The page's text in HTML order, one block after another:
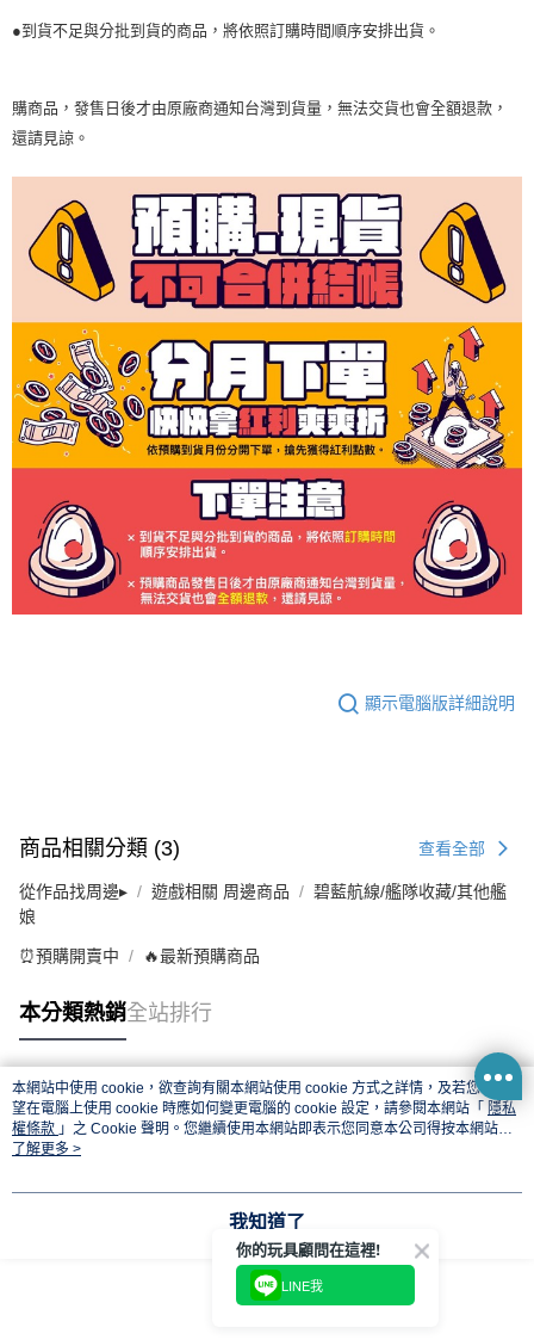
●到貨不足與分批到貨的商品，將依照訂購時間順序安排出貨。
購商品，發售日後才由原廠商通知台灣到貨量，無法交貨也會全額退款 ，
還請見諒。
顯示電腦版詳細說明
商品相關分類 (3) 查看全部
從作品找周邊▸ 遊戲相關 周邊商品
碧藍航線/艦隊收藏/其他艦
娘
⏰預購開賣中 🔥最新預購商品
本分類熱銷全站排行
熱門標籤
本網站中使用 cookie，欲查詢有關本網站使用 cookie 方式之詳情，及若您不希
望在電腦上使用 cookie 時應如何變更電腦的 cookie 設定，請參閱本網站「 隱私
權條款 」之 Cookie 聲明。您繼續使用本網站即表示您同意本公司得按本網站使
用條款之 Cookie 聲明使用 cookie。
了解更多 >
我知道了
你的玩具顧問在這裡!
LINE我